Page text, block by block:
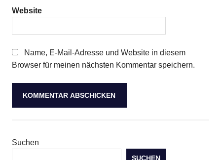
Website
Name, E-Mail-Adresse und Website in diesem
Browser für meinen nächsten Kommentar speichern.
Suchen
SUCHEN